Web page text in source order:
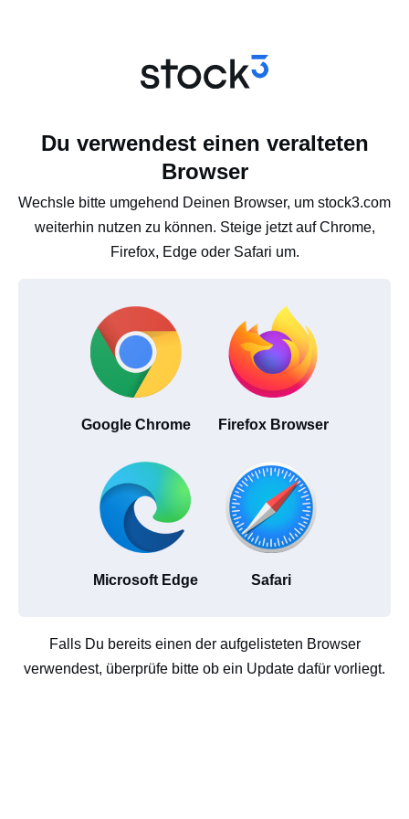
Du verwendest einen veralteten
Browser
Wechsle bitte umgehend Deinen Browser, um stock3.com
weiterhin nutzen zu können. Steige jetzt auf Chrome,
Firefox, Edge oder Safari um.
Google Chrome Firefox Browser
Microsoft Edge Safari
Falls Du bereits einen der aufgelisteten Browser
verwendest, überprüfe bitte ob ein Update dafür vorliegt.